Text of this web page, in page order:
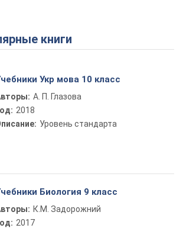
Play Video
книги
Укр мова 10 класс
А. П. Глазова
2018
Уровень стандарта
Биология 9 класс
К.М. Задорожний
2017